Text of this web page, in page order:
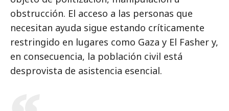
obstrucción. El acceso a las personas que
necesitan ayuda sigue estando críticamente
restringido en lugares como Gaza y El Fasher y,
en consecuencia, la población civil está
desprovista de asistencia esencial.